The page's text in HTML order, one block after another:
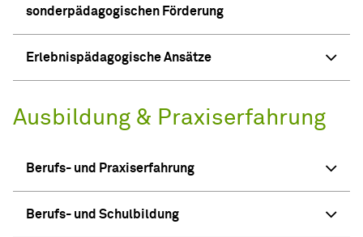
sonderpädagogischen Förderung
Erlebnispädagogische Ansätze
Ausbildung & Praxiserfahrung
Berufs- und Praxiserfahrung
Berufs- und Schulbildung